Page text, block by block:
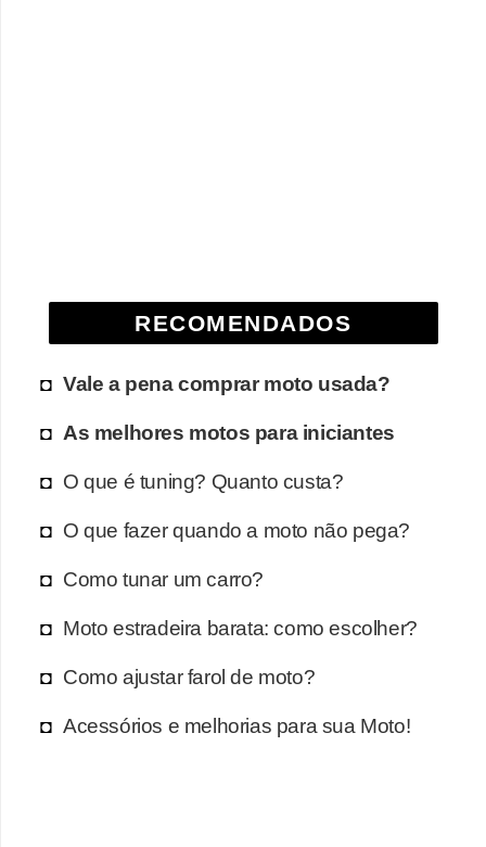
RECOMENDADOS
Vale a pena comprar moto usada?
As melhores motos para iniciantes
O que é tuning? Quanto custa?
O que fazer quando a moto não pega?
Como tunar um carro?
Moto estradeira barata: como escolher?
Como ajustar farol de moto?
Acessórios e melhorias para sua Moto!